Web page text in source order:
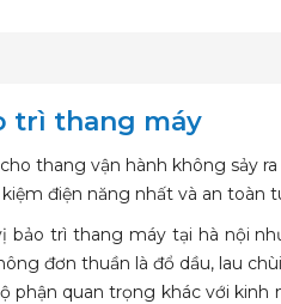
trì thang máy
thang vận hành không sảy
điện năng nhất và an toàn
bảo trì thang máy tại hà nội
đơn thuần là đổ dầu, lau
phận quan trọng khác với